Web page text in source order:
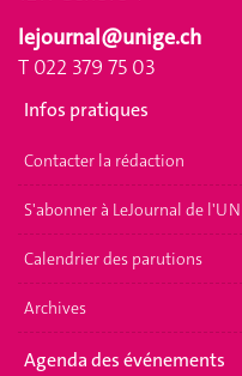
lejournal@unige.ch
T 022 379 75 03
Infos pratiques
Contacter la rédaction
S'abonner à LeJournal de
Calendrier des parutions
Archives
Agenda des événements